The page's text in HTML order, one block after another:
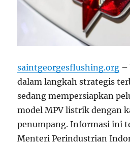
saintgeorgesflushing.org –
dalam langkah strategis
sedang mempersiapkan
model MPV listrik dengan
penumpang. Informasi ini
Menteri Perindustrian